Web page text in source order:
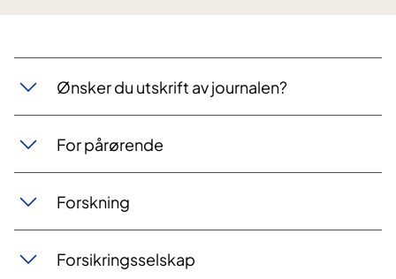
Ønsker du utskrift av journalen?
For pårørende
Forskning
Forsikringsselskap